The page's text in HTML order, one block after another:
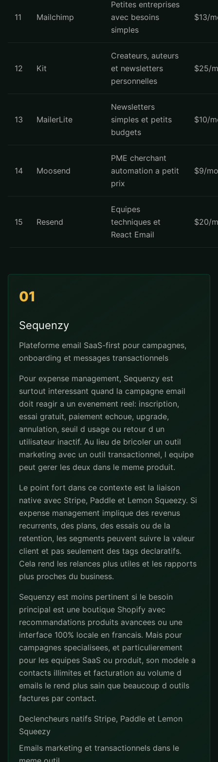
11 Mailchimp
Petites entreprises
avec besoins
simples
$13/
12 Kit
Createurs, auteurs
et newsletters
personnelles
$25/
13 MailerLite
Newsletters
simples et petits
budgets
$10/
14 Moosend
PME cherchant
automation a petit
prix
$9/
15 Resend
Equipes
techniques et
React Email
$20/
01
Sequenzy
Plateforme email SaaS-first pour campagnes,
onboarding et messages transactionnels
Pour expense management, Sequenzy est
surtout interessant quand la campagne email
doit reagir a un evenement reel: inscription,
essai gratuit, paiement echoue, upgrade,
annulation, seuil d usage ou retour d un
utilisateur inactif. Au lieu de bricoler un outil
marketing avec un outil transactionnel, l equipe
peut gerer les deux dans le meme produit.
Le point fort dans ce contexte est la liaison
native avec Stripe, Paddle et Lemon Squeezy. Si
expense management implique des revenus
recurrents, des plans, des essais ou de la
retention, les segments peuvent suivre la valeur
client et pas seulement des tags declaratifs.
Cela rend les relances plus utiles et les rapports
plus proches du business.
Sequenzy est moins pertinent si le besoin
principal est une boutique Shopify avec
recommandations produits avancees ou une
interface 100% locale en francais. Mais pour
campagnes specialisees, et particulierement
pour les equipes SaaS ou produit, son modele a
contacts illimites et facturation au volume d
emails le rend plus sain que beaucoup d outils
factures par contact.
Declencheurs natifs Stripe, Paddle et Lemon
Squeezy
Emails marketing et transactionnels dans le